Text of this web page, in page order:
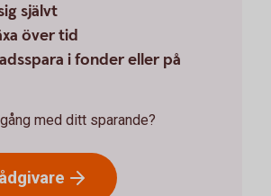
självt
över tid
i fonder eller på
med ditt sparande?